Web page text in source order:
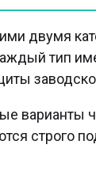
двумя
тип
варианты
строго